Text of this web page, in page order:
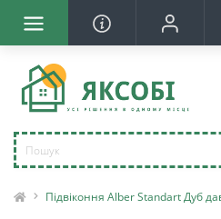
Підвіконня Alber Standart Дуб